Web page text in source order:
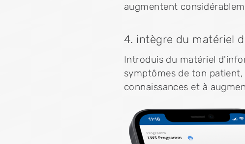
augmentent
4. intègre du matériel
Introduis du matériel
symptômes de ton
connaissances et à